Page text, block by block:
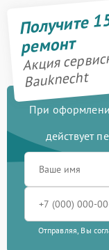
Получите
ремонт
Акция
Bauknecht
При
действует
Отправляя, Вы